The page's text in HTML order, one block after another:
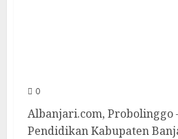
Kabupaten
Dewan
Banjar Bahas
Kualitas Layanan
0
Albanjari.com, Probolinggo –
Pendidikan Kabupaten